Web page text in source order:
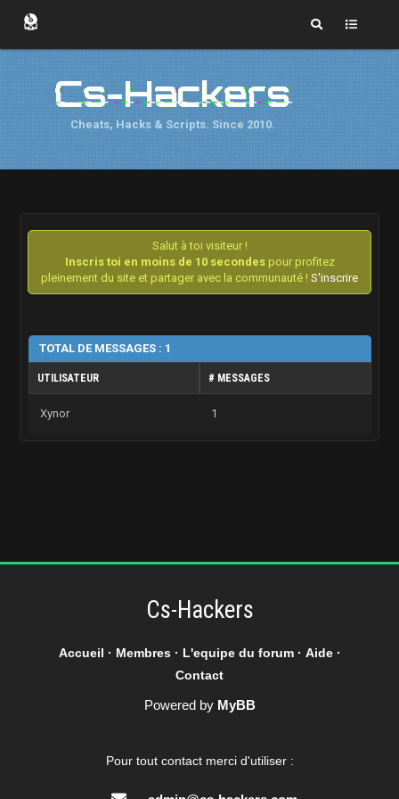
Cs-Hackers
Cheats, Hacks & Scripts. Since 2010.
Salut à toi visiteur !
Inscris toi en moins de 10 secondespour profitez
pleinement du site et partager avec la communauté ! S'inscrire
TOTAL DE MESSAGES : 1
UTILISATEUR # MESSAGES
Xynor 1
Cs-Hackers
Accueil · Membres· L'equipe du forum· Aide·
Contact
Powered by MyBB
Pour tout contact merci d'utiliser :